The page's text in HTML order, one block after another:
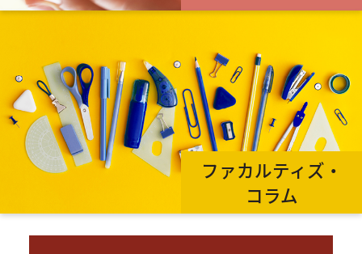
ファカルティズ・
コラム